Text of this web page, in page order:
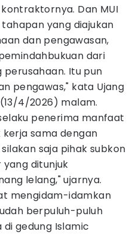
Dan MUI
yang diajukan
dan pengawasan,
dari
perusahaan. Itu pun
pengawas," kata Ujang
4/2026) malam.
penerima manfaat
sama dengan
saja pihak subkon
ditunjuk
lelang," ujarnya.
mengidam-idamkan
berpuluh-puluh
gedung Islamic